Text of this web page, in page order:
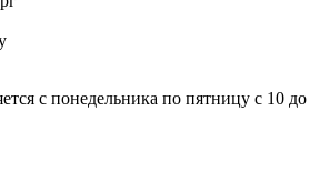
с понедельника по пятницу с 10 до